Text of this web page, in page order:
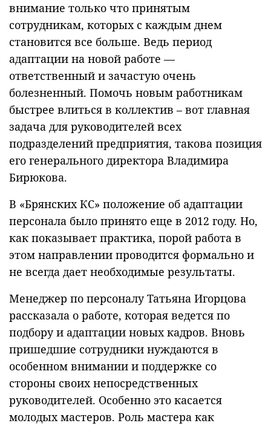
внимание только что принятым
сотрудникам, которых с каждым днем
становится все больше. Ведь период
адаптации на новой работе —
ответственный и зачастую очень
болезненный. Помочь новым работникам
быстрее влиться в коллектив – вот главная
задача для руководителей всех
подразделений предприятия, такова позиция
его генерального директора Владимира
Бирюкова.
В «Брянских КС» положение об адаптации
персонала было принято еще в 2012 году. Но,
как показывает практика, порой работа в
этом направлении проводится формально и
не всегда дает необходимые результаты.
Менеджер по персоналу Татьяна Игорцова
рассказала о работе, которая ведется по
подбору и адаптации новых кадров. Вновь
пришедшие сотрудники нуждаются в
особенном внимании и поддержке со
стороны своих непосредственных
руководителей. Особенно это касается
молодых мастеров. Роль мастера как